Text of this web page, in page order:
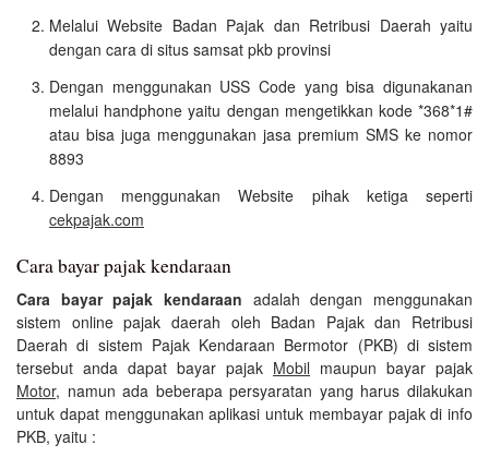
Melalui Website Badan Pajak dan Retribusi Daerah yaitu
dengan cara di situs samsat pkb provinsi
Dengan menggunakan USS Code yang bisa digunakanan
melalui handphone yaitu dengan mengetikkan kode *368*1#
atau bisa juga menggunakan jasa premium SMS ke nomor
8893
Dengan menggunakan Website pihak ketiga seperti
cekpajak.com
Cara bayar pajak kendaraan
Cara bayar pajak kendaraan adalah dengan menggunakan
sistem online pajak daerah oleh Badan Pajak dan Retribusi
Daerah di sistem Pajak Kendaraan Bermotor (PKB) di sistem
tersebut anda dapat bayar pajak Mobil maupun bayar pajak
Motor, namun ada beberapa persyaratan yang harus dilakukan
untuk dapat menggunakan aplikasi untuk membayar pajak di info
PKB, yaitu :